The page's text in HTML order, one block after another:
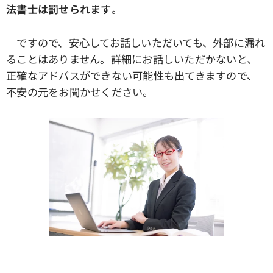
法書士は罰せられます。
ですので、安心してお話しいただいても、外部に漏れ
ることはありません。詳細にお話しいただかないと、
正確なアドバスができない可能性も出てきますので、
不安の元をお聞かせください。